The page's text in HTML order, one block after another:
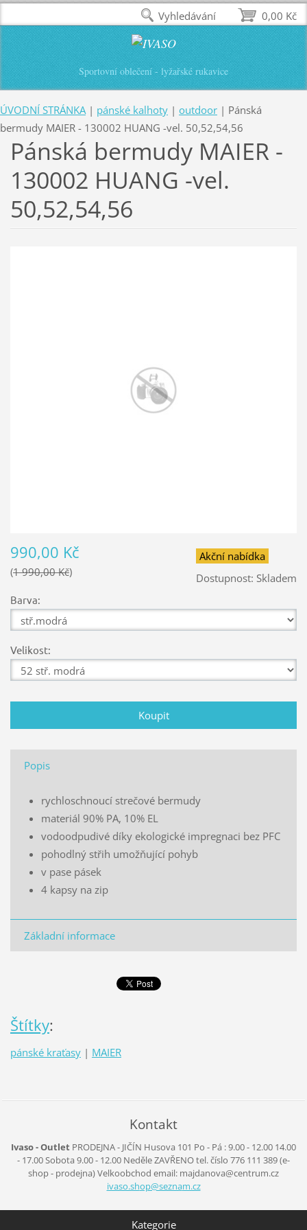
Sportovní oblečení - lyžařské rukavice
ÚVODNÍ STRÁNKA | pánské kalhoty | outdoor | Pánská
bermudy MAIER - 130002 HUANG -vel. 50,52,54,56
Pánská bermudy MAIER -
130002 HUANG -vel.
50,52,54,56
Akční nabídka
Dostupnost: Skladem
990,00 Kč
1 990,00 Kč
Barva:
Velikost:
Popis
rychloschnoucí strečové bermudy
materiál 90% PA, 10% EL
vodoodpudivé díky ekologické impregnaci bez PFC
pohodlný střih umožňující pohyb
v pase pásek
4 kapsy na zip
Základní informace
Štítky:
pánské kraťasy | MAIER
Kontakt
Ivaso - Outlet PRODEJNA - JIČÍN Husova 101 Po - Pá :9.00 - 12.00 14.00
- 17.00Sobota 9.00 - 12.00 NeděleZAVŘENOtel. číslo 776 111 389(e-
shop - prodejna)Velkoobchod email: majdanova@centrum.cz
ivaso.shop@seznam.cz
Kategorie
0,00 Kč
Vyhledávání